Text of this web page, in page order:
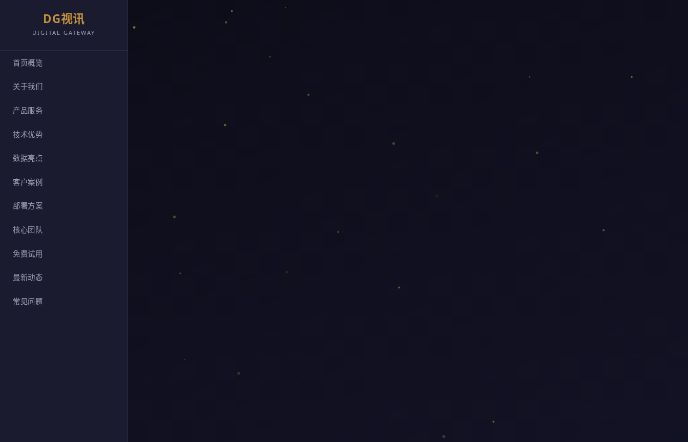
DG视讯
DIGITAL GATEWAY
首页概览
关于我们
产品服务
技术优势
数据亮点
客户案例
部署方案
核心团队
免费试用
最新动态
常见问题